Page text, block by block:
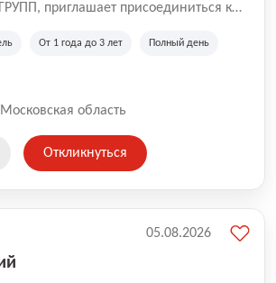
приглашает присоединиться к
с 2005 года и оказываем комплекс
модульных блоков свободной
строительства.
От 1 года до 3 лет Полный день
область
Откликнуться
05.08.2026